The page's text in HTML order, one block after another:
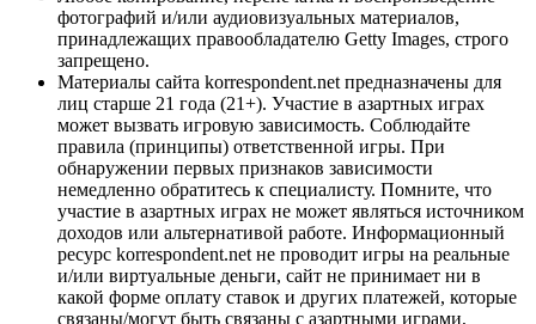
фотографий и/или аудиовизуальных материалов,
принадлежащих правообладателю Getty Images, строго
запрещено.
Материалы сайта korrespondent.net предназначены для
лиц старше 21 года (21+). Участие в азартных играх
может вызвать игровую зависимость. Соблюдайте
правила (принципы) ответственной игры. При
обнаружении первых признаков зависимости
немедленно обратитесь к специалисту. Помните, что
участие в азартных играх не может являться источником
доходов или альтернативой работе. Информационный
ресурс korrespondent.net не проводит игры на реальные
и/или виртуальные деньги, сайт не принимает ни в
какой форме оплату ставок и других платежей, которые
связаны/могут быть связаны с азартными играми,